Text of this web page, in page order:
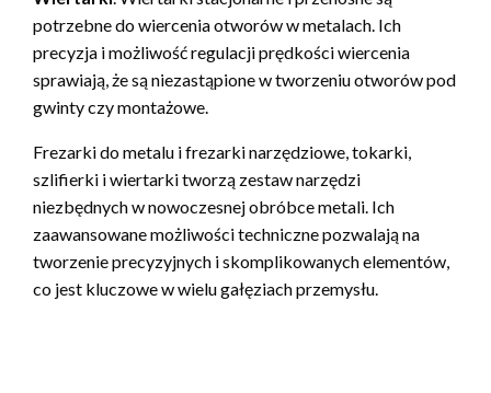
potrzebne do wiercenia otworów w metalach. Ich
precyzja i możliwość regulacji prędkości wiercenia
sprawiają, że są niezastąpione w tworzeniu otworów pod
gwinty czy montażowe.
Frezarki do metalu i frezarki narzędziowe, tokarki,
szlifierki i wiertarki tworzą zestaw narzędzi
niezbędnych w nowoczesnej obróbce metali. Ich
zaawansowane możliwości techniczne pozwalają na
tworzenie precyzyjnych i skomplikowanych elementów,
co jest kluczowe w wielu gałęziach przemysłu.